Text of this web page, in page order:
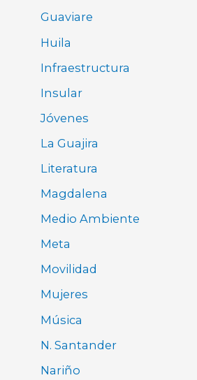
Guaviare
Huila
Infraestructura
Insular
Jóvenes
La Guajira
Literatura
Magdalena
Medio Ambiente
Meta
Movilidad
Mujeres
Música
N. Santander
Nariño